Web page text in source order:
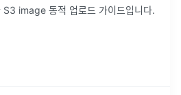
image 동적 업로드 가이드입니다.